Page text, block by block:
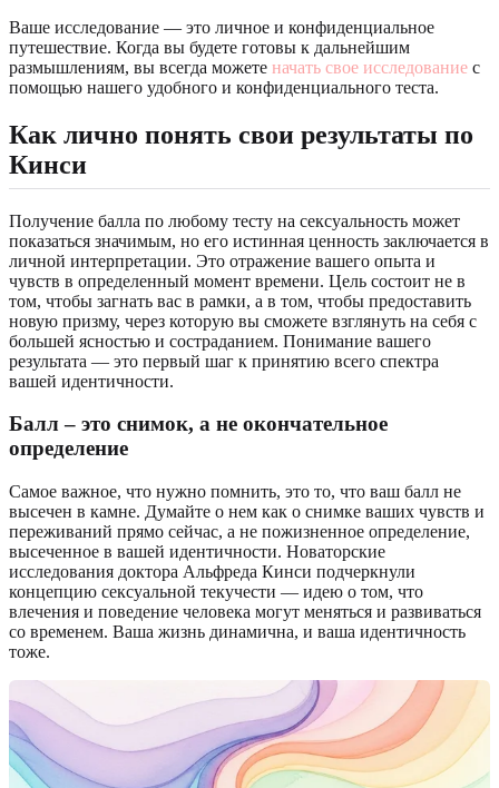
Ваше исследование — это личное и конфиденциальное
путешествие. Когда вы будете готовы к дальнейшим
размышлениям, вы всегда можете начать свое исследование с
помощью нашего удобного и конфиденциального теста.
Как лично понять свои результаты по
Кинси
Получение балла по любому тесту на сексуальность может
показаться значимым, но его истинная ценность заключается в
личной интерпретации. Это отражение вашего опыта и
чувств в определенный момент времени. Цель состоит не в
том, чтобы загнать вас в рамки, а в том, чтобы предоставить
новую призму, через которую вы сможете взглянуть на себя с
большей ясностью и состраданием. Понимание вашего
результата — это первый шаг к принятию всего спектра
вашей идентичности.
Балл – это снимок, а не окончательное
определение
Самое важное, что нужно помнить, это то, что ваш балл не
высечен в камне. Думайте о нем как о снимке ваших чувств и
переживаний прямо сейчас, а не пожизненное определение,
высеченное в вашей идентичности. Новаторские
исследования доктора Альфреда Кинси подчеркнули
концепцию сексуальной текучести — идею о том, что
влечения и поведение человека могут меняться и развиваться
со временем. Ваша жизнь динамична, и ваша идентичность
тоже.